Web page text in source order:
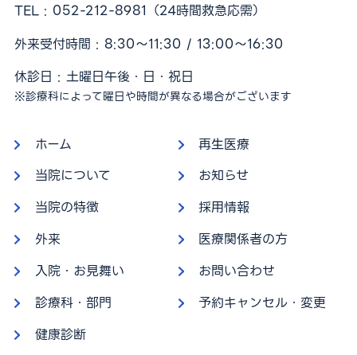
TEL : 052-212-8981 （24時間救急応需）
外来受付時間 : 8:30〜11:30 / 13:00〜16:30
休診日 : 土曜日午後・日・祝日
※診療科によって曜日や時間が異なる場合がございます
ホーム
当院について
当院の特徴
外来
入院・お見舞い
診療科・部門
健康診断
再生医療
お知らせ
採用情報
医療関係者の方
お問い合わせ
予約キャンセル・変更